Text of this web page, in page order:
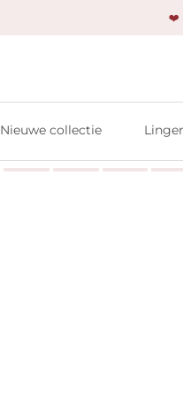
❤️
Nieuwe collectie